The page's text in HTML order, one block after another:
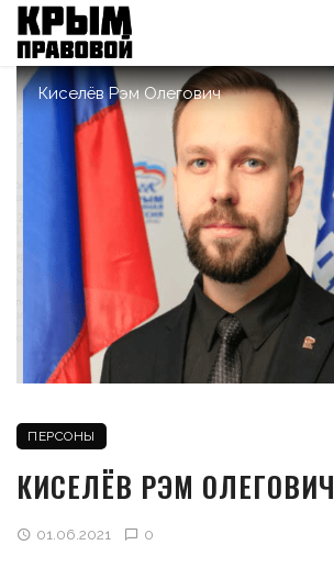
Киселёв Рэм Олегович
ПЕРСОНЫ
КИСЕЛЁВ РЭМ ОЛЕГОВИЧ
01.06.2021 0